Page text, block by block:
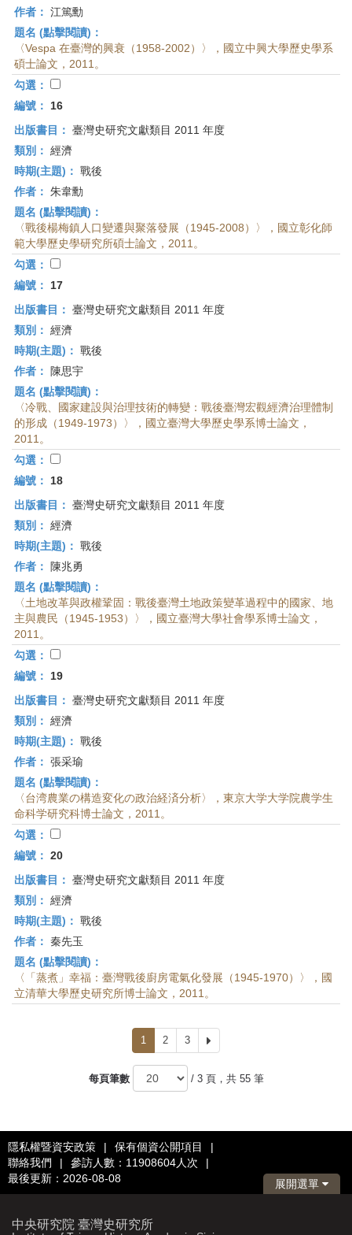
作者： 江篤勳
題名 (點擊閱讀)：
〈Vespa 在臺灣的興衰（1958-2002）〉，國立中興大學歷史學系
碩士論文，2011。
勾選：
編號：
16
出版書目： 臺灣史研究文獻類目 2011 年度
類別： 經濟
時期(主題)： 戰後
作者： 朱韋勳
題名 (點擊閱讀)：
〈戰後楊梅鎮人口變遷與聚落發展（1945-2008）〉，國立彰化師
範大學歷史學研究所碩士論文，2011。
勾選：
編號：
17
出版書目： 臺灣史研究文獻類目 2011 年度
類別： 經濟
時期(主題)： 戰後
作者：
陳思宇
題名 (點擊閱讀)：
〈冷戰、國家建設與治理技術的轉變：戰後臺灣宏觀經濟治理體制
的形成（1949-1973）〉，國立臺灣大學歷史學系博士論文，
2011。
勾選：
編號：
18
出版書目： 臺灣史研究文獻類目 2011 年度
類別： 經濟
時期(主題)： 戰後
作者：
陳兆勇
題名 (點擊閱讀)：
〈土地改革與政權鞏固：戰後臺灣土地政策變革過程中的國家、地
主與農民（1945-1953）〉，國立臺灣大學社會學系博士論文，
2011。
勾選：
編號：
19
出版書目： 臺灣史研究文獻類目 2011 年度
類別： 經濟
時期(主題)： 戰後
作者： 張采瑜
題名 (點擊閱讀)：
〈台湾農業の構造変化の政治経済分析〉，東京大学大学院農学生
命科学研究科博士論文，2011。
勾選：
編號： 20
出版書目： 臺灣史研究文獻類目 2011 年度
類別： 經濟
時期(主題)： 戰後
作者： 秦先玉
題名 (點擊閱讀)：
〈「蒸煮」幸福：臺灣戰後廚房電氣化發展（1945-1970）〉，國
立清華大學歷史研究所博士論文，2011。
1 2 3
一
每頁筆數
/ 3 頁，共 55 筆
隱私權暨資安政策 | 保有個資公開項目
|
聯絡我們
| 參訪人數：11908604人次
|
最後更新：2026-08-08
展開選單
中央研究院 臺灣史研究所